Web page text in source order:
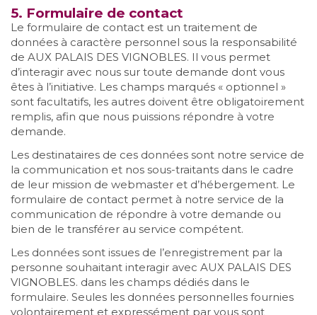
5. Formulaire de contact
Le formulaire de contact est un traitement de
données à caractère personnel sous la responsabilité
de AUX PALAIS DES VIGNOBLES. Il vous permet
d’interagir avec nous sur toute demande dont vous
êtes à l’initiative. Les champs marqués « optionnel »
sont facultatifs, les autres doivent être obligatoirement
remplis, afin que nous puissions répondre à votre
demande.
Les destinataires de ces données sont notre service de
la communication et nos sous-traitants dans le cadre
de leur mission de webmaster et d’hébergement. Le
formulaire de contact permet à notre service de la
communication de répondre à votre demande ou
bien de le transférer au service compétent.
Les données sont issues de l’enregistrement par la
personne souhaitant interagir avec AUX PALAIS DES
VIGNOBLES. dans les champs dédiés dans le
formulaire. Seules les données personnelles fournies
volontairement et expressément par vous sont